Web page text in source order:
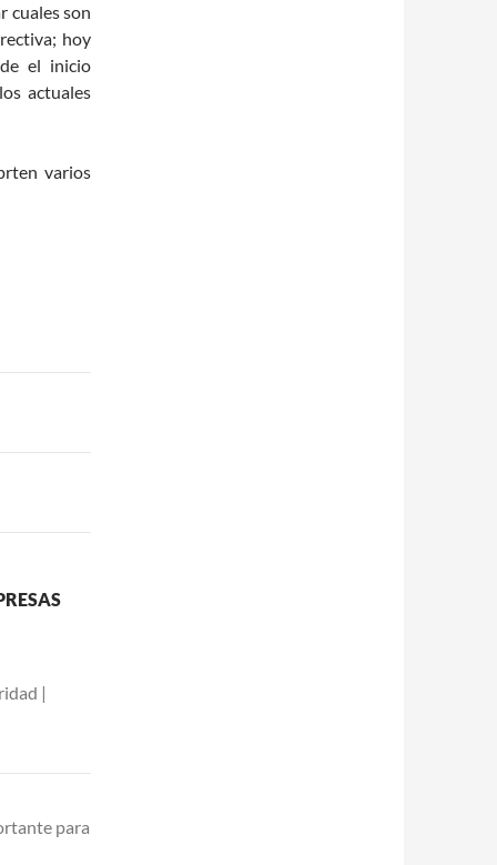
cuales son
hoy
el inicio
actuales
varios
|
para